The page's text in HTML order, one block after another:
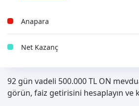
Anapara
Net Kazanç
92 gün vadeli 500.000 TL ON
görün, faiz getirisini hesaplayın ve